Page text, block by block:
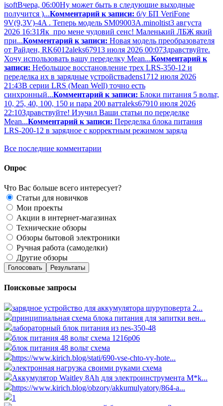
isoftВчера, 06:00Ну может быть в следующие выходные
получится )...Комментарий к записи: б/у БП VeriFone
9V(9,3V)-4A . Теперь модель SM09003A.minoltist3 августа
2026 16:31 Як про мене чудовий сенс! Маленький ЛБЖ який
при...Комментарий к записи: Новая модель преобразователя
от Райден, RK6012aleks67913 июля 2026 00:07Здравствуйте.
Хочу использовать вашу переделку Mean...Комментарий к
записи: Небольшое восстановление трех LRS-350-12 и
переделка их в зарядные устройстваdens1712 июля 2026
21:43В серии LRS (Mean Well) точно есть
синхронный...Комментарий к записи: Блоки питания 5 вольт,
10, 25, 40, 100, 150 и пара 200 ваттaleks67910 июля 2026
22:10Здравствуйте! Изучил Ваши статьи по переделке
Mean...Комментарий к записи: Переделка блока питания
LRS-200-12 в зарядное с корректным режимом заряда
Все последние комментарии
Опрос
Что Вас больше всего интересует?
Статьи для новичков
Мои проекты
Акции в интернет-магазинах
Технические обзоры
Обзоры бытовой электроники
Ручная работа (самоделки)
Другие обзоры
Голосовать Результаты
Поисковые запросы
зарядное устройство для аккумулятора шуруповерта 2...
принципиальная схема блока питания для запитки вен...
лабораторный блок питания из nes-350-48
блок питания 48 вольт схема 1216p06
блок питания 48 вольт схема
https://www.kirich.blog/stati/690-vse-chto-vy-hote...
электронная нагрузка своими руками схема
Аккумулятор Waitley 8Ah для электроинструмента M*k...
https://www.kirich.blog/obzory/akkumulyatory/864-a...
1